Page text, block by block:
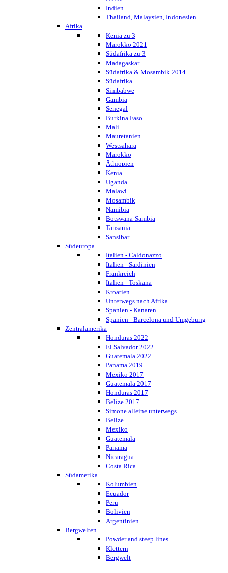
Indien
Thailand, Malaysien, Indonesien
Afrika
Kenia zu 3
Marokko 2021
Südafrika zu 3
Madagaskar
Südafrika & Mosambik 2014
Südafrika
Simbabwe
Gambia
Senegal
Burkina Faso
Mali
Mauretanien
Westsahara
Marokko
Äthiopien
Kenia
Uganda
Malawi
Mosambik
Namibia
Botswana-Sambia
Tansania
Sansibar
Südeuropa
Italien - Caldonazzo
Italien - Sardinien
Frankreich
Italien - Toskana
Kroatien
Unterwegs nach Afrika
Spanien - Kanaren
Spanien - Barcelona und Umgebung
Zentralamerika
Honduras 2022
El Salvador 2022
Guatemala 2022
Panama 2019
Mexiko 2017
Guatemala 2017
Honduras 2017
Belize 2017
Simone alleine unterwegs
Belize
Mexiko
Guatemala
Panama
Nicaragua
Costa Rica
Südamerika
Kolumbien
Ecuador
Peru
Bolivien
Argentinien
Bergwelten
Powder and steep lines
Klettern
Bergwelt